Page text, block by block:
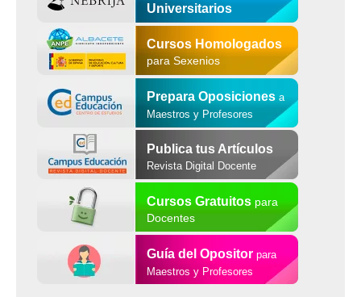
Universitarios
Cursos Homologados
para Sexenios
Prepara Oposiciones a
Maestros y Profesores
Publica tus Artículos
Revista Digital Docente
Cursos Gratuitospara
Docentes
Guía del Opositor para
Maestros y Profesores